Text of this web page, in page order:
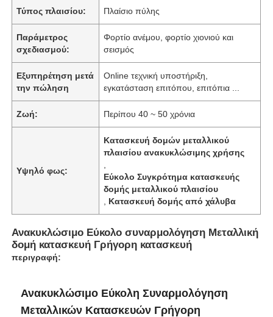
Τύπος πλαισίου: Πλαίσιο πύλης
Παράμετρος
σχεδιασμού:
Φορτίο ανέμου, φορτίο χιονιού και
σεισμός
Εξυπηρέτηση μετά
την πώληση
Online τεχνική υποστήριξη,
εγκατάσταση επιτόπου, επιτόπια ...
Ζωή: Περίπου 40 ~ 50 χρόνια
Υψηλό φως:
Κατασκευή δομών μεταλλικού
πλαισίου ανακυκλώσιμης χρήσης
Εύκολο Συγκρότημα κατασκευής
δομής μεταλλικού πλαισίου
Κατασκευή δομής από χάλυβα
Ανακυκλώσιμο Εύκολο συναρμολόγηση Μεταλλική
δομή κατασκευή Γρήγορη κατασκευή
περιγραφή:
Ανακυκλώσιμο Εύκολη Συναρμολόγηση
Μεταλλικών Κατασκευών Γρήγορη